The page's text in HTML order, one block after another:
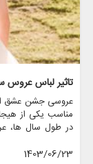
تاثیر لباس عروس
عروسی جشن عشق
مناسب یکی از
در طول سال ها،
گرفته تا لباس
1403/06/23